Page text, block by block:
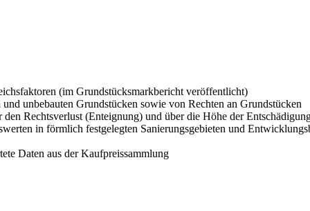
(im Grundstücksmarkbericht veröffentlicht)
unbebauten Grundstücken sowie von Rechten an Grundstücken
Rechtsverlust (Enteignung) und über die Höhe der
in förmlich festgelegten Sanierungsgebieten und
Daten aus der Kaufpreissammlung